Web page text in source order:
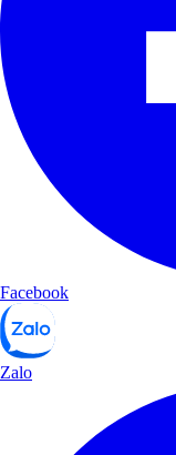
Facebook
Zalo